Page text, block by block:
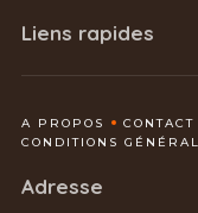
Liens rapides
A PROPOS CONTACT
CONDITIONS
Adresse